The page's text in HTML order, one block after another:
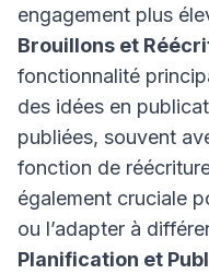
engagement plus
Brouillons et
fonctionnalité
des idées en
publiées, souvent
fonction de
également cruciale
ou l’adapter à
Planification et